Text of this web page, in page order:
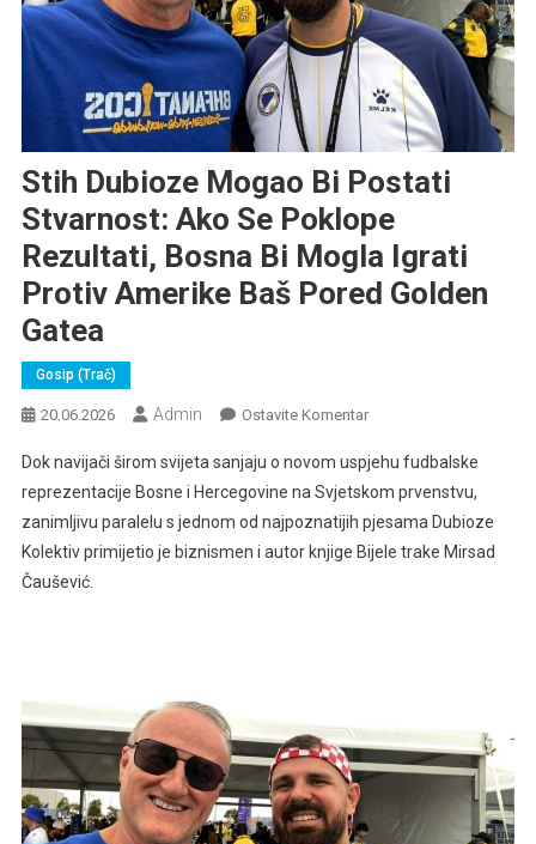
Stih Dubioze Mogao Bi Postati
Stvarnost: Ako Se Poklope
Rezultati, Bosna Bi Mogla Igrati
Protiv Amerike Baš Pored Golden
Gatea
Gosip (trač)
20.06.2026 Admin Ostavite KomentarNa
Dubioze
Mogao
Bi
Postati
Bi
Mogla
Protiv
Dok navijači širom svijeta sanjaju o novom uspjehu fudbalske
reprezentacije Bosne i Hercegovine na Svjetskom prvenstvu,
zanimljivu paralelu s jednom od najpoznatijih pjesama Dubioze
Kolektiv primijetio je biznismen i autor knjige Bijele trake Mirsad
Čaušević.